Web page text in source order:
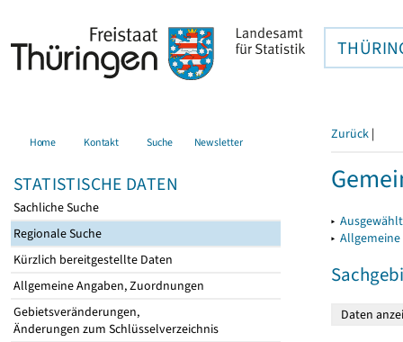
Home Kontakt Suche Newsletter
STATISTISCHE DATEN
Sachliche Suche
Regionale Suche
Kürzlich bereitgestellte Daten
Allgemeine Angaben, Zuordnungen
Gebietsveränderungen,
Änderungen zum Schlüsselverzeichnis
Zurück |
▸
▸